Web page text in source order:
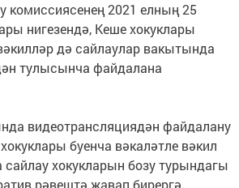
комиссиясенең 2021 елның 25
нигезендә, Кеше хокуклары
дә сайлаулар вакытында
тулысынча файдалана
видеотрансляциядән файдалану
буенча вәкаләтле вәкил
сайлау хокукларын бозу турындагы